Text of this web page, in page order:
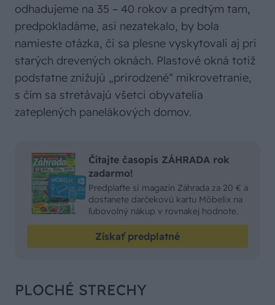
odhadujeme na 35 – 40 rokov a predtým tam,
predpokladáme, asi nezatekalo, by bola
namieste otázka, či sa plesne vyskytovali aj pri
starých drevených oknách. Plastové okná totiž
podstatne znižujú „prirodzené“ mikrovetranie,
s čím sa stretávajú všetci obyvatelia
zateplených panelákových domov.
Čítajte časopis ZÁHRADA rok
zadarmo!
Predplaťte si magazín Záhrada za 20 € a
dostanete darčekovú kartu Möbelix na
ľubovolný nákup v rovnakej hodnote.
Získať predplatné
PLOCHÉ STRECHY